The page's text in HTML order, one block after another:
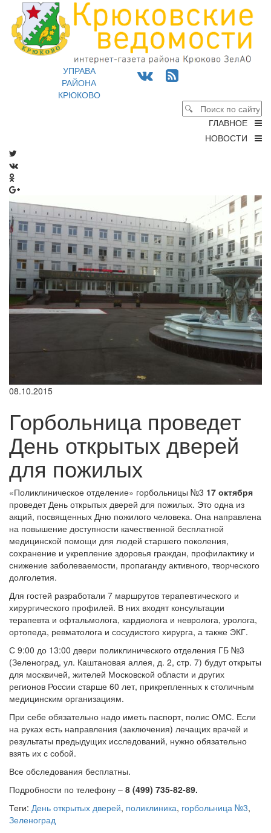
УПРАВА
РАЙОНА
КРЮКОВО
ГЛАВНОЕ
НОВОСТИ
08.10.2015
Горбольница проведет
День открытых дверей
для пожилых
«Поликлиническое отделение» горбольницы №3 17 октября
проведет День открытых дверей для пожилых. Это одна из
акций, посвященных Дню пожилого человека. Она направлена
на повышение доступности качественной бесплатной
медицинской помощи для людей старшего поколения,
сохранение и укрепление здоровья граждан, профилактику и
снижение заболеваемости, пропаганду активного, творческого
долголетия.
Для гостей разработали 7 маршрутов терапевтического и
хирургического профилей. В них входят консультации
терапевта и офтальмолога, кардиолога и невролога, уролога,
ортопеда, ревматолога и сосудистого хирурга, а также ЭКГ.
С 9:00 до 13:00 двери поликлинического отделения ГБ №3
(Зеленоград, ул. Каштановая аллея, д. 2, стр. 7) будут открыты
для москвичей, жителей Московской области и других
регионов России старше 60 лет, прикрепленных к столичным
медицинским организациям.
При себе обязательно надо иметь паспорт, полис ОМС. Если
на руках есть направления (заключения) лечащих врачей и
результаты предыдущих исследований, нужно обязательно
взять их с собой.
Все обследования бесплатны.
Подробности по телефону – 8 (499) 735-82-89.
Теги: День открытых дверей, поликлиника, горбольница №3,
Зеленоград